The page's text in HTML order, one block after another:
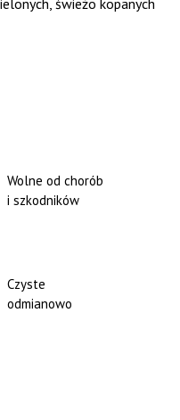
Wolne od chorób
i szkodników
Czyste
odmianowo